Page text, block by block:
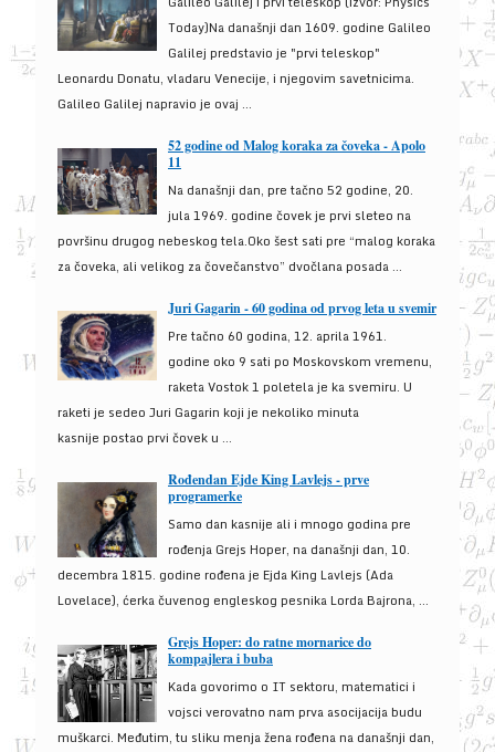
Today)Na današnji dan 1609. godine Galileo
Galilej predstavio je "prvi teleskop"
Leonardu Donatu, vladaru Venecije, i njegovim savetnicima.
Galileo Galilej napravio je ovaj ...
52 godine od Malog koraka za čoveka - Apolo
11
Na današnji dan, pre tačno 52 godine, 20.
jula 1969. godine čovek je prvi sleteo na
površinu drugog nebeskog tela.Oko šest sati pre “malog koraka
za čoveka, ali velikog za čovečanstvo” dvočlana posada ...
Juri Gagarin - 60 godina od prvog leta u svemir
Pre tačno 60 godina, 12. aprila 1961.
godine oko 9 sati po Moskovskom vremenu,
raketa Vostok 1 poletela je ka svemiru. U
raketi je sedeo Juri Gagarin koji je nekoliko minuta
kasnije postao prvi čovek u ...
Rođendan Ejde King Lavlejs - prve
programerke
Samo dan kasnije ali i mnogo godina pre
rođenja Grejs Hoper, na današnji dan, 10.
decembra 1815. godine rođena je Ejda King Lavlejs (Ada
Lovelace), ćerka čuvenog engleskog pesnika Lorda Bajrona, ...
Grejs Hoper: do ratne mornarice do
kompajlera i buba
Kada govorimo o IT sektoru, matematici i
vojsci verovatno nam prva asocijacija budu
muškarci. Međutim, tu sliku menja žena rođena na današnji dan,